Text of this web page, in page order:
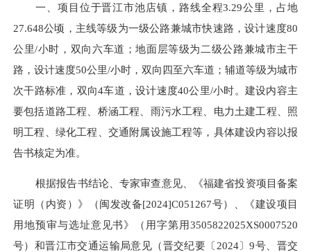
一、 项目位于晋江市池店镇，路线全程3.29公里，占地
27.648公顷，主线等级为一级公路兼城市快速路，设计速度80
公里/小时，双向 六车道；地面层等级为二级公路兼城市主干
路，设计速度50公里/小时，双向四至六车道；辅道等级为城市
次干路标准，双向4车道，设计速度40公里/小时。 建设内容主
要包括道路工程、桥涵工程、雨污水工程、电力土建工程、照
明工程、绿化工程、交通附属设施工程等，具体建设内容以报
告书核定为准。
根据报告书结论、专家审查意见、《福建省投资项目备案
证明
（内资 ） 》（闽发改备[2024]C051267号）
、《建设项目
用地预审与选址意见书》（用字第用3505822025XS0007520
号）和晋江市交通运输局意见（晋交纪要〔2024〕9号、晋交